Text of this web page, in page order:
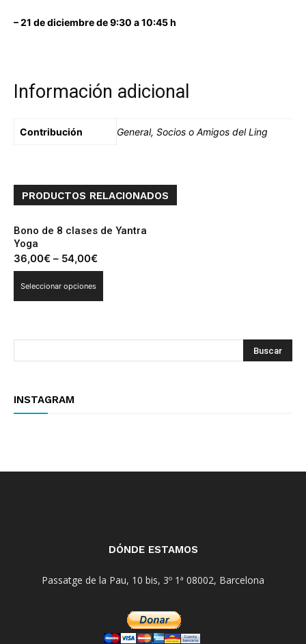
– 21 de diciembre de 9:30 a 10:45 h
Información adicional
Contribución General, Socios o Amigos del Ling
PRODUCTOS RELACIONADOS
Bono de 8 clases de Yantra
Yoga
36,00€ – 54,00€
Seleccionar opciones
INSTAGRAM
DÓNDE ESTAMOS
Passatge de la Pau, 10 bis, 3º 1ª 08002, Barcelona